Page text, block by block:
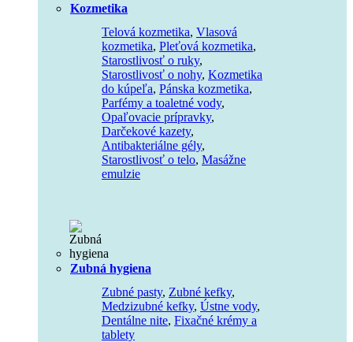
Kozmetika
Telová kozmetika, Vlasová
kozmetika, Pleťová kozmetika,
Starostlivosť o ruky,
Starostlivosť o nohy, Kozmetika
do kúpeľa, Pánska kozmetika,
Parfémy a toaletné vody,
Opaľovacie prípravky,
Darčekové kazety,
Antibakteriálne gély,
Starostlivosť o telo, Masážne
emulzie
Zubná hygiena
Zubné pasty, Zubné kefky,
Medzizubné kefky, Ústne vody,
Dentálne nite, Fixačné krémy a
tablety